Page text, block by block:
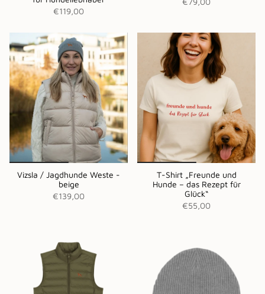
€119,00
Vizsla / Jagdhunde Weste -
beige
€139,00
T-Shirt „Freunde und
Hunde – das Rezept für
Glück“
€55,00